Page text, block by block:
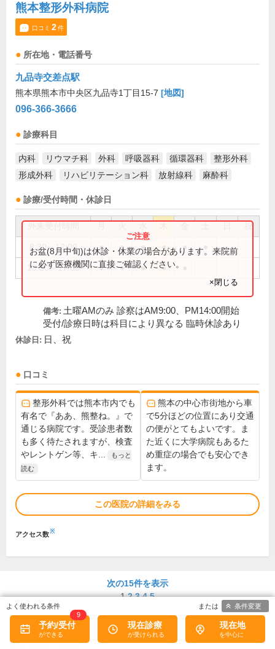
熊本整形外科病院
口コミ 2件
所在地・電話番号
九品寺交差点駅
熊本県熊本市中央区九品寺1丁目15-7 [地図]
096-366-3666
診療科目
内科 リウマチ科 外科 呼吸器科 循環器科
整形外科
形成外科
リハビリテーション科 放射線科 麻酔科
診療/受付時間・休診日
祝
8:30～12:00 ● ● ● ● ●
13:30～17:00 ● ● ● ●
お盆(8月中旬)は休診・休業の場合があります。来院前
に必ず医療機関に直接ご確認ください。
×閉じる
備考: 土曜AMのみ 診察はAM9:00、PM14:00開始
受付/診療日時は科目により異なる 臨時休診あり
休診日: 日、祝
口コミ
整形外科では熊本市内でも
有名で『ああ、熊整ね。』で
通じる病院です。受診患者数
も多く待たされますが、検査
やレントゲン等、キ...
もっと
読む
熊本の中心市街地から車
で5分ほどの位置にあり交通
の便がとてもよいです。ま
た近くに大学病院もあるた
め重症の場合でも安心でき
ます。
この医院の詳細をみる
アクセス数※
次の15件を表示
1 2 3 4 5
駅から近い順に
1～15件
予約/受付
9
現在診療 現在地
条件変更